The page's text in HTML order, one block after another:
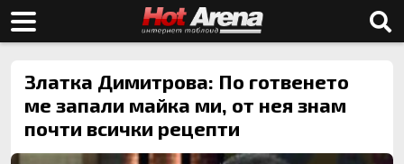
Златка Димитрова: По готвенето
ме запали майка ми, от нея знам
почти всички рецепти